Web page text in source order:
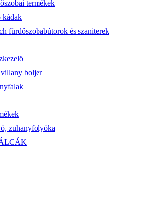
termékek
kádak
fürdőszobabútorok és szaniterek
boljer
zuhanyfolyóka